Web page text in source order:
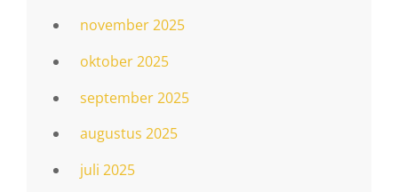
november 2025
oktober 2025
september 2025
augustus 2025
juli 2025